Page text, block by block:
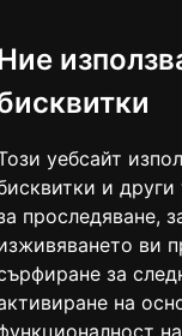
уебсайт
и други
проследяване,
ви
за
на
и абонаменти